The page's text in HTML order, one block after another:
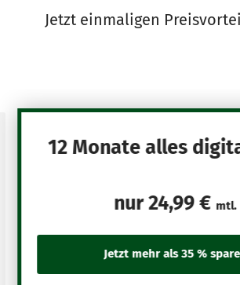
Jetzt einmaligen
12 Monate alles
nur24,99 € mtl.